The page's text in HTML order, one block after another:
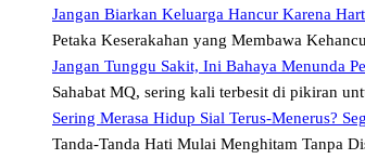
Jangan Biarkan Keluarga Hancur Karena
Petaka Keserakahan yang Membawa
Jangan Tunggu Sakit, Ini Bahaya Menunda
Sahabat MQ, sering kali terbesit di pikiran
Sering Merasa Hidup Sial Terus-Menerus?
Tanda-Tanda Hati Mulai Menghitam Tanpa